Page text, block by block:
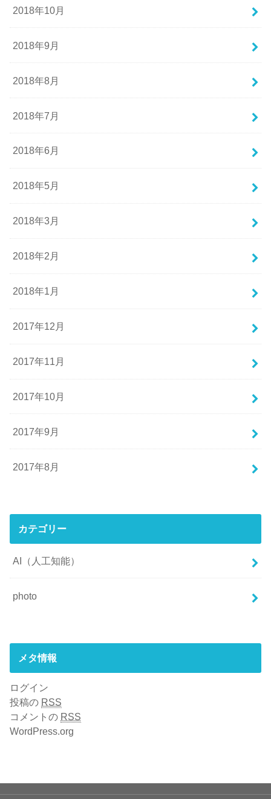
2018年10月
2018年9月
2018年8月
2018年7月
2018年6月
2018年5月
2018年3月
2018年2月
2018年1月
2017年12月
2017年11月
2017年10月
2017年9月
2017年8月
カテゴリー
AI（人工知能）
photo
メタ情報
ログイン
投稿の RSS
コメントの RSS
WordPress.org